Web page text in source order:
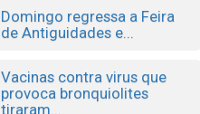
Domingo regressa a Feira
de Antiguidades e...
Vacinas contra virus que
provoca bronquiolites
tiraram...